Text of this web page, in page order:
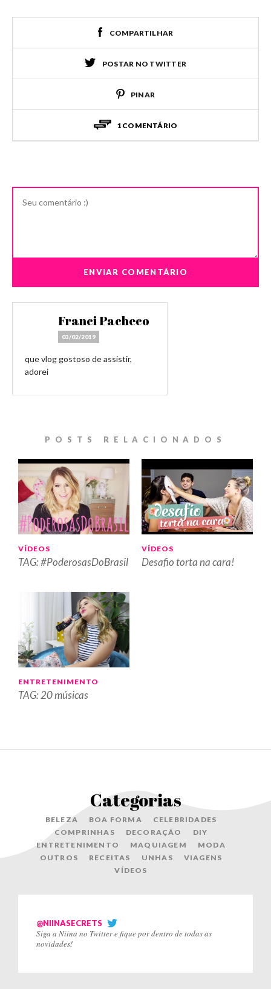
COMPARTILHAR
POSTAR NO TWITTER
PINAR
1 COMENTÁRIO
Franci Pacheco
03/02/2019
que vlog gostoso de assistir,
adorei
POSTS RELACIONADOS
VÍDEOS
TAG: #PoderosasDoBrasil
VÍDEOS
Desafio torta na cara!
ENTRETENIMENTO
TAG: 20 músicas
Categorias
BELEZA BOA FORMA
CELEBRIDADES
COMPRINHAS
DECORAÇÃO
DIY
ENTRETENIMENTO
MAQUIAGEM
MODA
OUTROS
RECEITAS UNHAS
VIAGENS
VÍDEOS
@NIINASECRETS
Siga a Niina no Twitter e fique por dentro de todas as
novidades!